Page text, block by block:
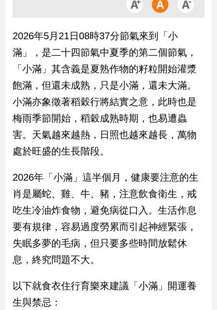
政
政
焦
品
觀
點
民
調
會
點
觀
點
兩
國
際
2026年5月21日08時37分節氣來到「小
滿」，是二十四節氣中夏季的第二個節氣，
「小滿」其含義是夏熟作物的籽粒開始灌漿
飽滿，但還未成熟，只是小滿，還未大滿。
小滿亦象徵著稻穀行將結實之意，此時也是
梅雨季節開始，稻穀成熟時期，也易遭蟲
害。天氣越來越熱，日照也越來越長，萬物
處於旺盛的生長階段。
2026年「小滿」這半個月，健康要注意的生
肖是屬蛇、雞、牛、豬，注意飲食衛生，戒
吃生冷油炸食物，避免病從口入。生活作息
要有規律，容易過度勞累而引起神經緊張，
失眠多夢的毛病，但只要多些時間放鬆休
息，終究問題不大。
以下就食衣住行育樂來建議「小滿」開運養
生與禁忌：